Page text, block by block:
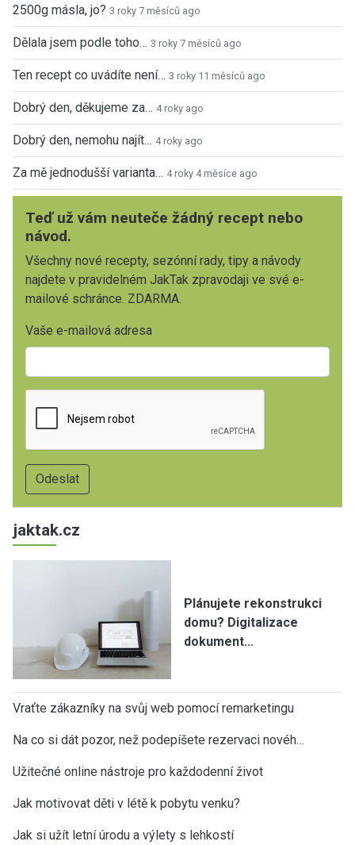
2500g másla, jo? 3 roky 7 měsíců ago
Dělala jsem podle toho… 3 roky 7 měsíců ago
Ten recept co uvádíte není… 3 roky 11 měsíců ago
Dobrý den, děkujeme za… 4 roky ago
Dobrý den, nemohu najít… 4 roky ago
Za mě jednodušší varianta… 4 roky 4 měsíce ago
Teď už vám neuteče žádný recept nebo
návod.
Všechny nové recepty, sezónní rady, tipy a návody
najdete v pravidelném JakTak zpravodaji ve své e-
mailové schránce. ZDARMA.
Vaše e-mailová adresa
jaktak.cz
Plánujete rekonstrukci
domu? Digitalizace
dokument…
Vraťte zákazníky na svůj web pomocí remarketingu
Na co si dát pozor, než podepíšete rezervaci novéh…
Užitečné online nástroje pro každodenní život
Jak motivovat děti v létě k pobytu venku?
Jak si užít letní úrodu a výlety s lehkostí